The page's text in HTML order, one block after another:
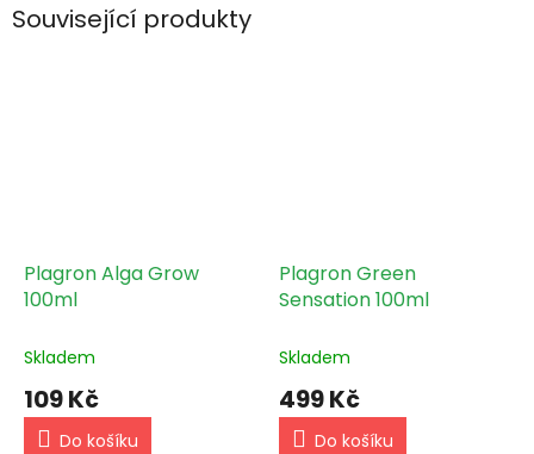
Související produkty
Plagron Alga Grow
100ml
Skladem
109 Kč
Do košíku
Plagron Green
Sensation 100ml
Skladem
499 Kč
Do košíku